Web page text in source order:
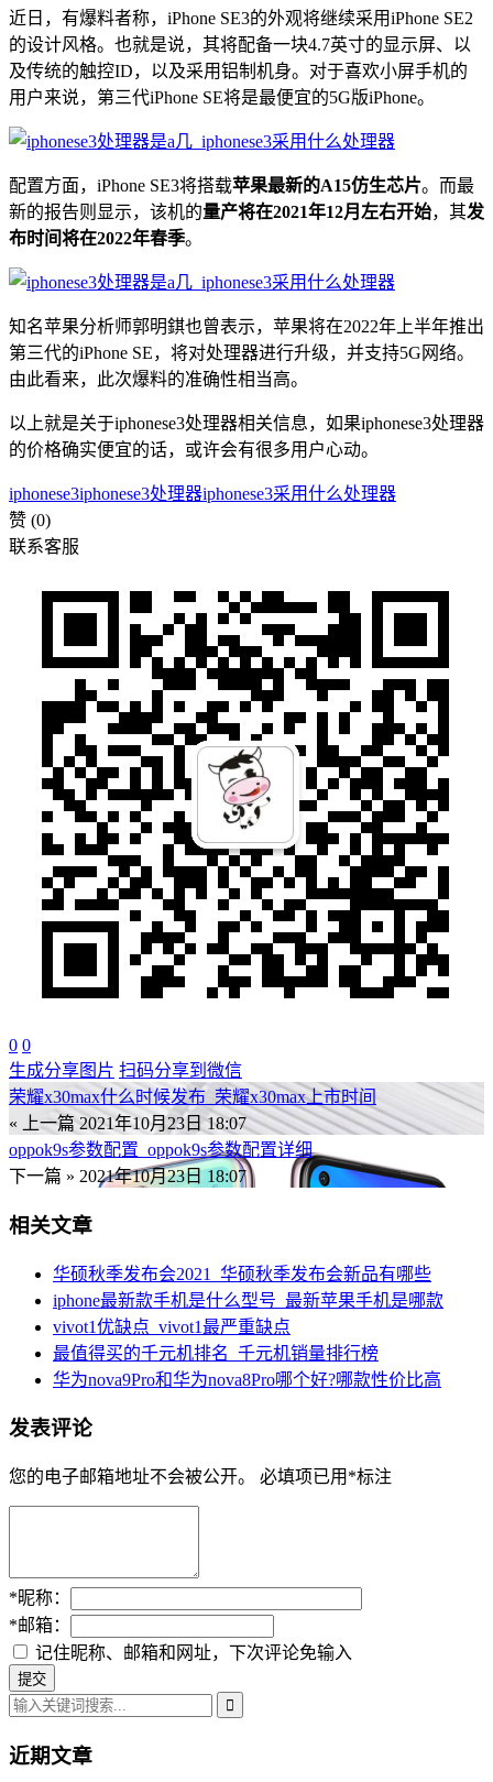
近日，有爆料者称，iPhone SE3的外观将继续采用iPhone SE2
的设计风格。也就是说，其将配备一块4.7英寸的显示屏、以
及传统的触控ID，以及采用铝制机身。对于喜欢小屏手机的
用户来说，第三代iPhone SE将是最便宜的5G版iPhone。
配置方面，iPhone SE3将搭载苹果最新的A15仿生芯片。而最
新的报告则显示，该机的量产将在2021年12月左右开始，其发
布时间将在2022年春季。
知名苹果分析师郭明錤也曾表示，苹果将在2022年上半年推出
第三代的iPhone SE，将对处理器进行升级，并支持5G网络。
由此看来，此次爆料的准确性相当高。
以上就是关于iphonese3处理器相关信息，如果iphonese3处理器
的价格确实便宜的话，或许会有很多用户心动。
iphonese3iphonese3处理器iphonese3采用什么处理器
赞 (0)
联系客服
0 0
生成分享图片 扫码分享到微信
荣耀x30max什么时候发布_荣耀x30max上市时间
« 上一篇 2021年10月23日 18:07
oppok9s参数配置_oppok9s参数配置详细
下一篇 » 2021年10月23日 18:07
相关文章
华硕秋季发布会2021_华硕秋季发布会新品有哪些
iphone最新款手机是什么型号_最新苹果手机是哪款
vivot1优缺点_vivot1最严重缺点
最值得买的千元机排名_千元机销量排行榜
华为nova9Pro和华为nova8Pro哪个好?哪款性价比高
发表评论
您的电子邮箱地址不会被公开。 必填项已用 *标注
*昵称：
*邮箱：
记住昵称、邮箱和网址，下次评论免输入
近期文章